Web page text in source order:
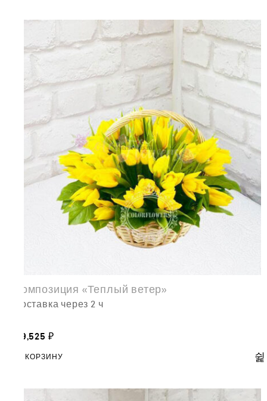
Композиция «Теплый ветер»
доставка через 2 ч
39,525 ₽
В КОРЗИНУ